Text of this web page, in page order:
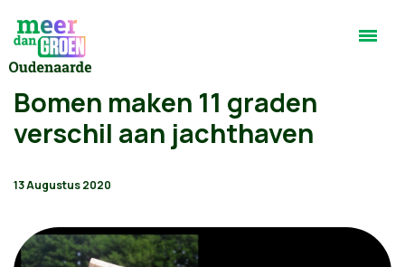
Bomen maken 11 graden
verschil aan jachthaven
13 Augustus 2020